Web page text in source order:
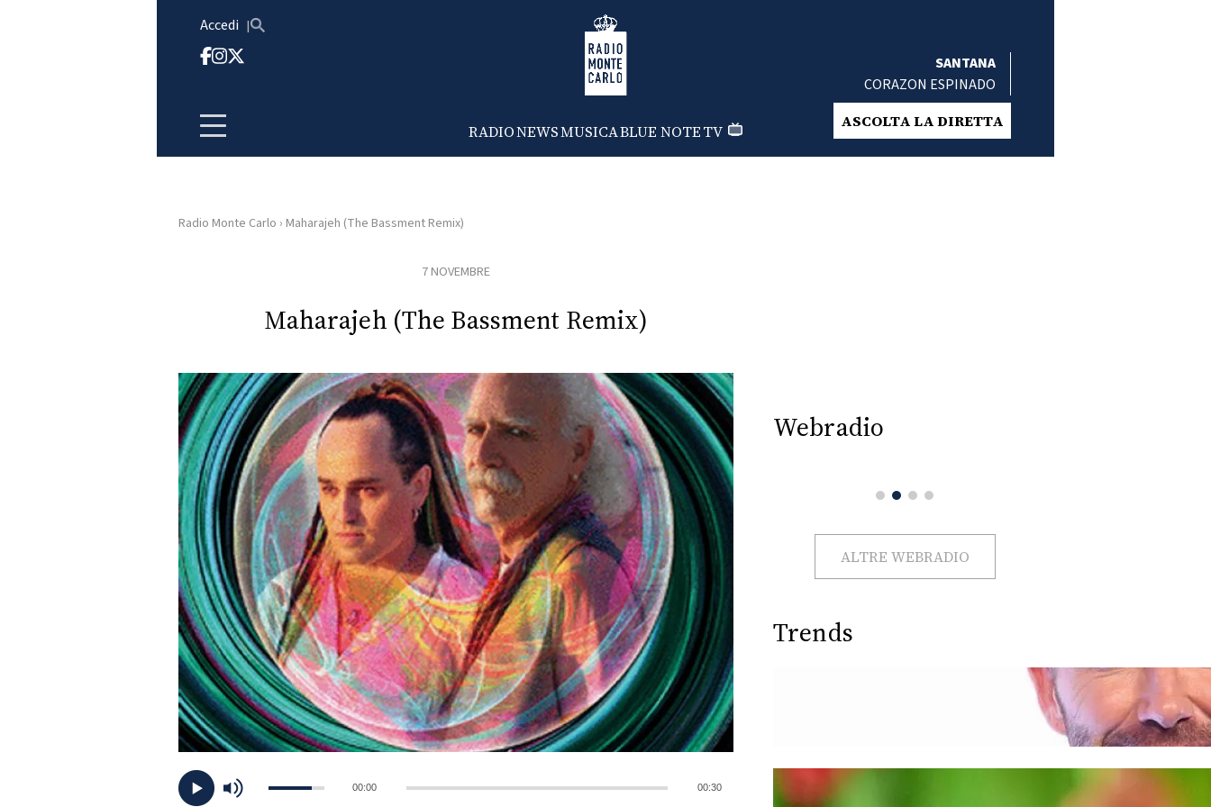
Accedi Radio Monte Carlo
RADIONEWSMUSICABLUE NOTETV
SANTANA
CORAZON ESPINADO
ASCOLTA LA DIRETTA
RADIO
PLAYLIST
NEWS
FOTO
CONCORSI
EVENTI
VIDEO
TV
PRINCIPATO
Radio Monte Carlo › Maharajeh (The Bassment Remix)
7 NOVEMBRE
Maharajeh (The Bassment Remix)
00:00 00:30
Webradio
ALTRE WEBRADIO
Trends